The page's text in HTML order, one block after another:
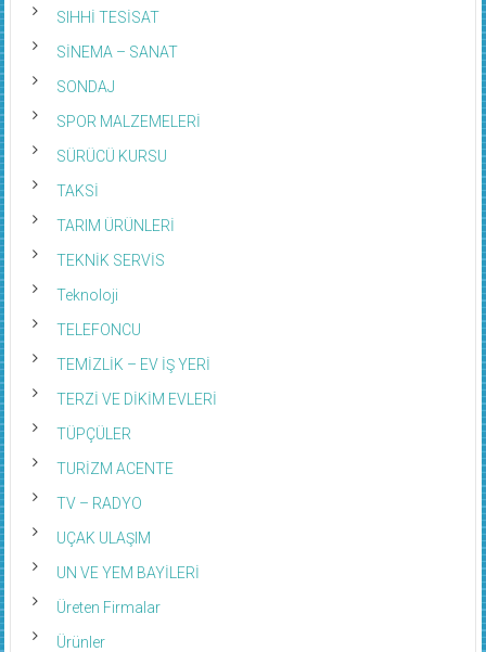
SIHHİ TESİSAT
SİNEMA – SANAT
SONDAJ
SPOR MALZEMELERİ
SÜRÜCÜ KURSU
TAKSİ
TARIM ÜRÜNLERİ
TEKNİK SERVİS
Teknoloji
TELEFONCU
TEMİZLİK – EV İŞ YERİ
TERZİ VE DİKİM EVLERİ
TÜPÇÜLER
TURİZM ACENTE
TV – RADYO
UÇAK ULAŞIM
UN VE YEM BAYİLERİ
Üreten Firmalar
Ürünler